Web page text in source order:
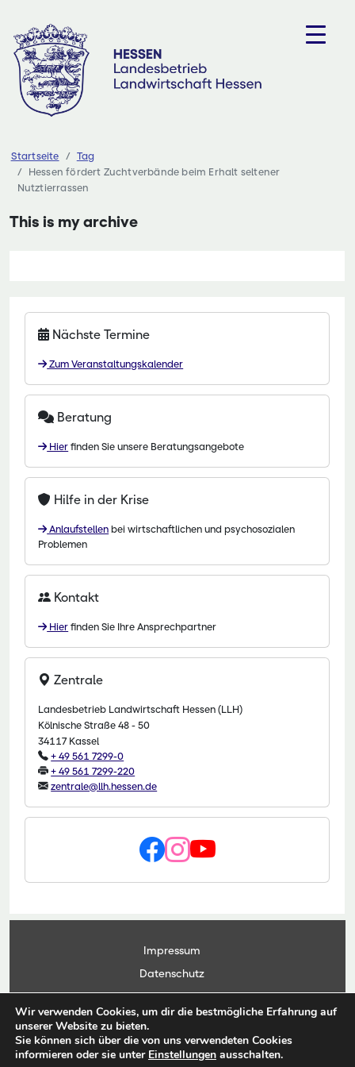
Inhalt
springen
Startseite
Tag
Hessen fördert Zuchtverbände beim Erhalt seltener
Nutztierrassen
This is my archive
Nächste Termine
Zum Veranstaltungskalender
Beratung
Hier finden Sie unsere Beratungsangebote
Hilfe in der Krise
Anlaufstellen bei wirtschaftlichen und psychosozialen
Problemen
Kontakt
Hier finden Sie Ihre Ansprechpartner
Zentrale
Landesbetrieb Landwirtschaft Hessen (LLH)
Kölnische Straße 48 - 50
34117 Kassel
+ 49 561 7299-0
+ 49 561 7299-220
zentrale@llh.hessen.de
Impressum
Datenschutz
Kontakt
Anwendungsportal
Wir verwenden Cookies, um dir die bestmögliche Erfahrung auf
unserer Website zu bieten.
Sie können sich über die von uns verwendeten Cookies
informieren oder sie unter Einstellungen ausschalten.